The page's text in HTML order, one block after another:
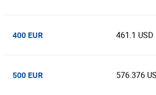
400 EUR 461.1 USD
500 EUR 576.376